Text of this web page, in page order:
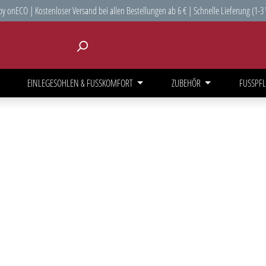
onECO | Kostenloser Versand bei allen Bestellungen ab 6 € | Schnelle Lieferung (1-
EINLEGESOHLEN & FUSSKOMFORT ZUBEHÖR